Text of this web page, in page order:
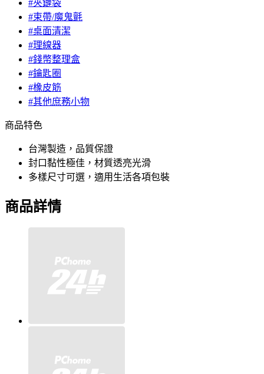
#夾鏈袋
#束帶/魔鬼氈
#桌面清潔
#理線器
#錢幣整理盒
#鑰匙圈
#橡皮筋
#其他庶務小物
商品特色
台灣製造，品質保證
封口黏性極佳，材質透亮光滑
多樣尺寸可選，適用生活各項包裝
商品詳情